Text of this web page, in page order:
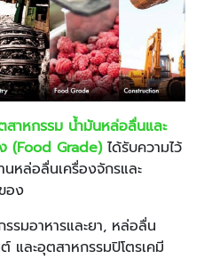
าหกรรม น้ำมันหล่อลื่นและ
(Food Grade) ได้รับความไว้
นหล่อลื่นเครื่องจักรและ
อง
รมอาหารและยา, หล่อลื่น
และอุตสาหกรรมปิโตรเคมี